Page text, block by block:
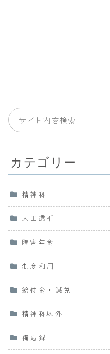
カテゴリー
精神科
人工透析
障害年金
制度利用
給付金・減免
精神科以外
備忘録